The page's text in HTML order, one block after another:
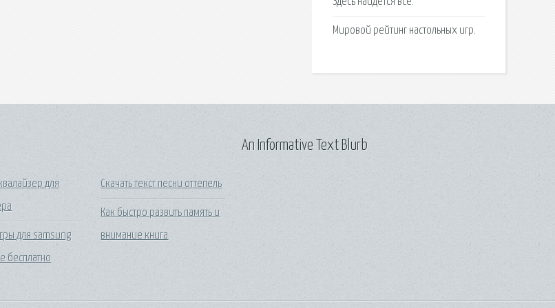
Мировой рейтинг настольных игр.
для
для samsung
бесплатно
Скачать текст песни оттепель
Как быстро развить память и
внимание книга
An Informative Text Blurb